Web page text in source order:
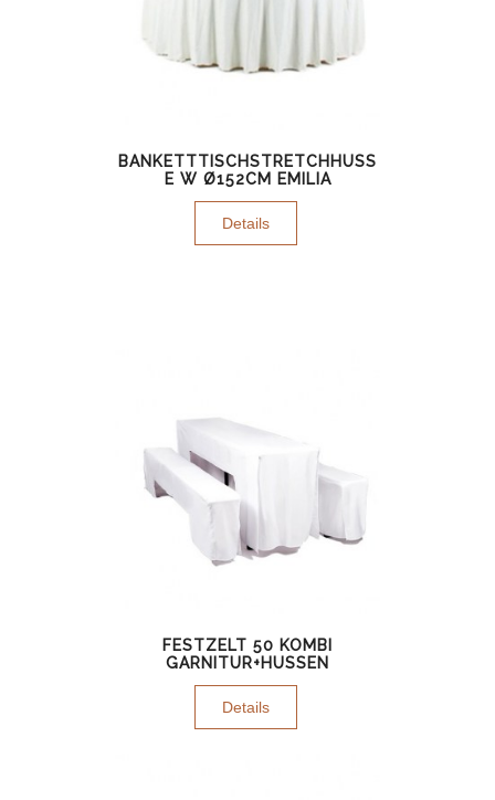
BANKETTTISCHSTRETCHHUSS
E W Ø152CM EMILIA
Details
FESTZELT 50 KOMBI
GARNITUR+HUSSEN
Details